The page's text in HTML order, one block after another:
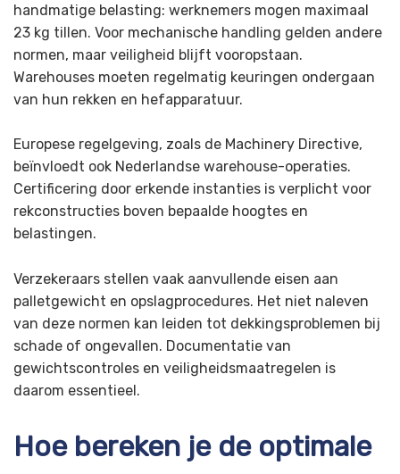
handmatige belasting: werknemers mogen maximaal
23 kg tillen. Voor mechanische handling gelden andere
normen, maar veiligheid blijft vooropstaan.
Warehouses moeten regelmatig keuringen ondergaan
van hun rekken en hefapparatuur.
Europese regelgeving, zoals de Machinery Directive,
beïnvloedt ook Nederlandse warehouse-operaties.
Certificering door erkende instanties is verplicht voor
rekconstructies boven bepaalde hoogtes en
belastingen.
Verzekeraars stellen vaak aanvullende eisen aan
palletgewicht en opslagprocedures. Het niet naleven
van deze normen kan leiden tot dekkingsproblemen bij
schade of ongevallen. Documentatie van
gewichtscontroles en veiligheidsmaatregelen is
daarom essentieel.
Hoe bereken je de optimale